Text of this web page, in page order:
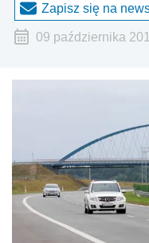
Zapisz się na
09 października